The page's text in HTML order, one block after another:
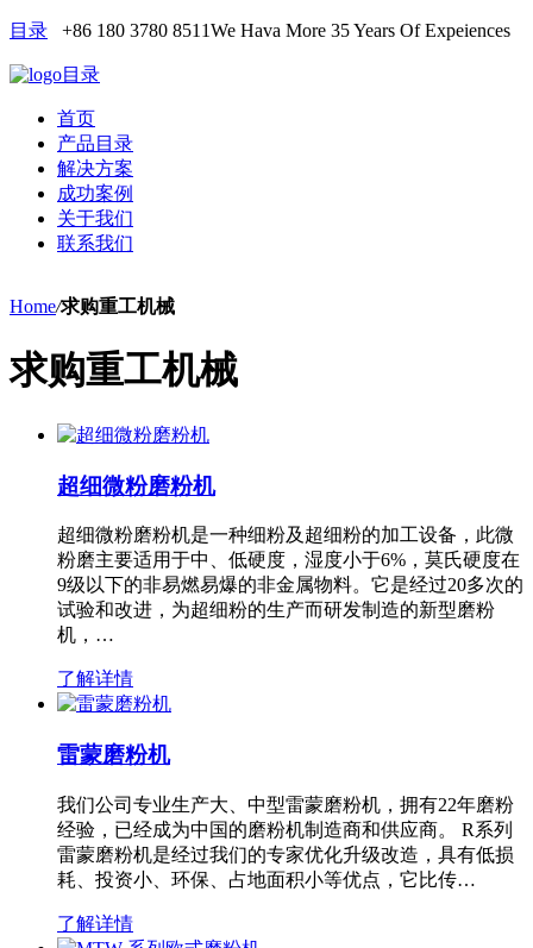
目录 +86 180 3780 8511We Hava More 35 Years Of Expeiences
目录
首页
产品目录
解决方案
成功案例
关于我们
联系我们
Home/求购重工机械
求购重工机械
超细微粉磨粉机
超细微粉磨粉机是一种细粉及超细粉的加工设备，此微
粉磨主要适用于中、低硬度，湿度小于6%，莫氏硬度在
9级以下的非易燃易爆的非金属物料。它是经过20多次的
试验和改进，为超细粉的生产而研发制造的新型磨粉
机，…
了解详情
雷蒙磨粉机
我们公司专业生产大、中型雷蒙磨粉机，拥有22年磨粉
经验，已经成为中国的磨粉机制造商和供应商。 R系列
雷蒙磨粉机是经过我们的专家优化升级改造，具有低损
耗、投资小、环保、占地面积小等优点，它比传…
了解详情